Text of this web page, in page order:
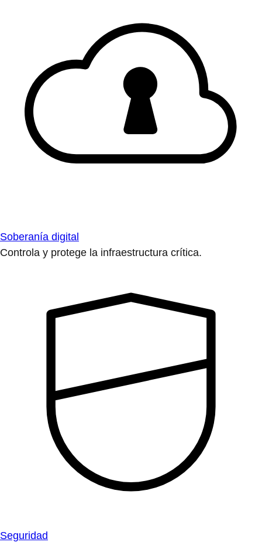
Soberanía digital
Controla y protege la infraestructura crítica.
Seguridad